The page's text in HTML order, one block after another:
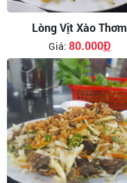
Lòng Vịt Xào Thơm
Giá:80.000Đ